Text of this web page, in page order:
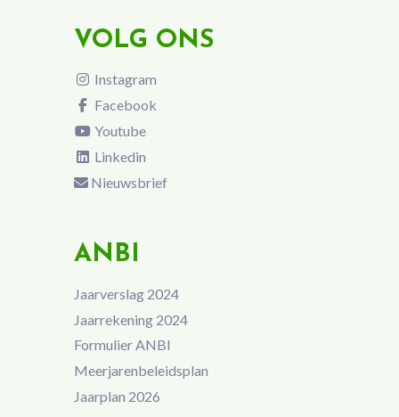
VOLG ONS
Instagram
Facebook
Youtube
Linkedin
Nieuwsbrief
ANBI
Jaarverslag 2024
Jaarrekening 2024
Formulier ANBI
Meerjarenbeleidsplan
Jaarplan 2026